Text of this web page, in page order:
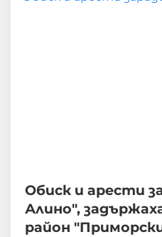
Обиск и арести
Алино",
район